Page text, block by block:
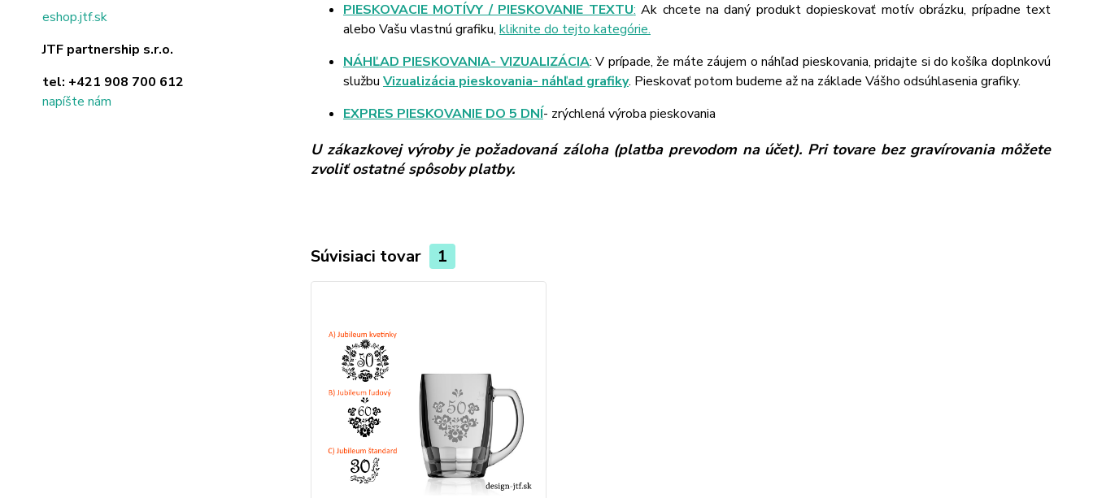
eshop.jtf.sk
JTF partnership s.r.o.
tel: +421 908 700 612
napíšte nám
PIESKOVACIE MOTÍVY / PIESKOVANIE TEXTU: Ak chcete na daný produkt dopieskovať motív obrázku, prípadne text
alebo Vašu vlastnú grafiku, kliknite do tejto kategórie.
NÁHĽAD PIESKOVANIA- VIZUALIZÁCIA: V prípade, že máte záujem o náhľad pieskovania, pridajte si do košíka doplnkovú
službu Vizualizácia pieskovania- náhľad grafiky. Pieskovať potom budeme až na základe Vášho odsúhlasenia grafiky.
EXPRES PIESKOVANIE DO 5 DNÍ- zrýchlená výroba pieskovania
U zákazkovej výroby je požadovaná záloha (platba prevodom na účet). Pri tovare bez gravírovania môžete
zvoliť ostatné spôsoby platby.
Súvisiaci tovar 1